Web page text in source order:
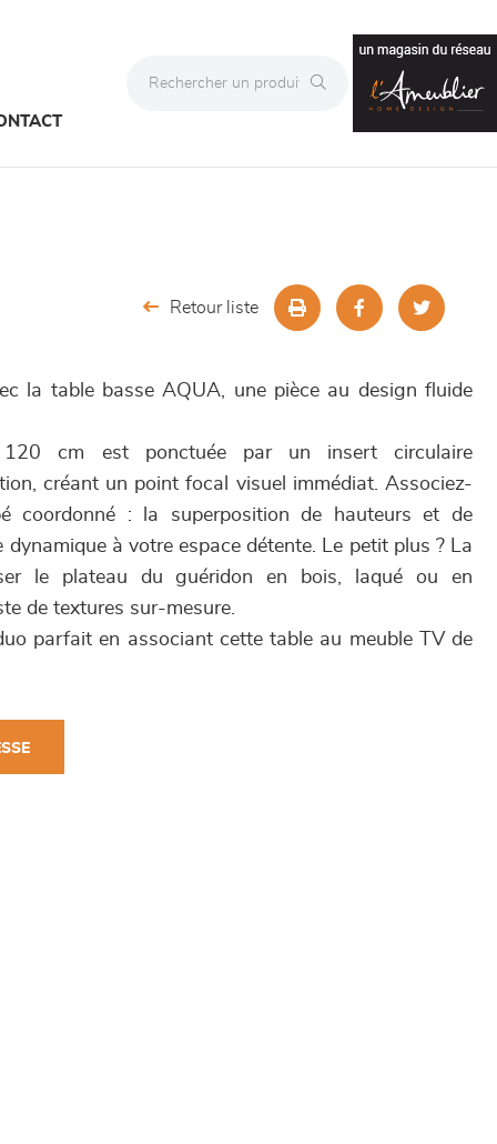
Retour liste
la table basse AQUA, une pièce au design fluide
cm est ponctuée par un insert circulaire
créant un point focal visuel immédiat. Associez-
coordonné : la superposition de hauteurs et de
à votre espace détente. Le petit plus ? La
le plateau du guéridon en bois, laqué ou en
de textures sur-mesure.
parfait en associant cette table au meuble TV de